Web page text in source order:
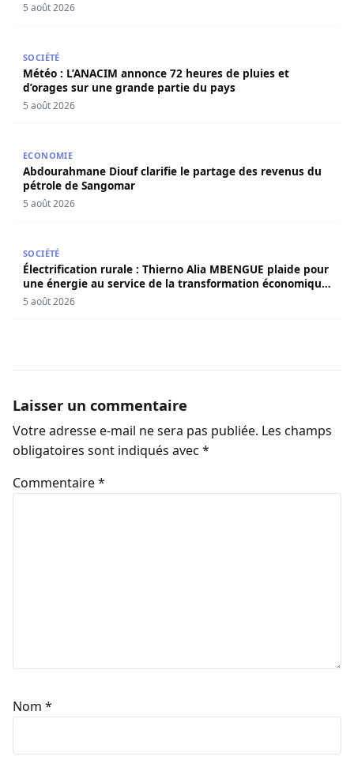
5 août 2026
SOCIÉTÉ
Météo : L’ANACIM annonce 72 heures de pluies et
d’orages sur une grande partie du pays
5 août 2026
ECONOMIE
Abdourahmane Diouf clarifie le partage des revenus du
pétrole de Sangomar
5 août 2026
SOCIÉTÉ
Électrification rurale : Thierno Alia MBENGUE plaide pour
une énergie au service de la transformation économique
et sociale du Sénégal
5 août 2026
Laisser un commentaire
Votre adresse e-mail ne sera pas publiée. Les champs
obligatoires sont indiqués avec *
Commentaire*
Nom *